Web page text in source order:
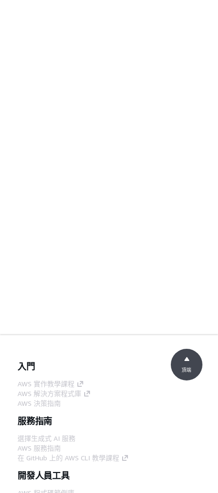
入門
AWS 實作教學課程
AWS 解決方案程式庫
AWS 決策指南
服務指南
選擇生成式 AI 服務
AWS 服務指南
在 GitHub 上的 AWS CLI 教學課程
開發人員工具
頂端